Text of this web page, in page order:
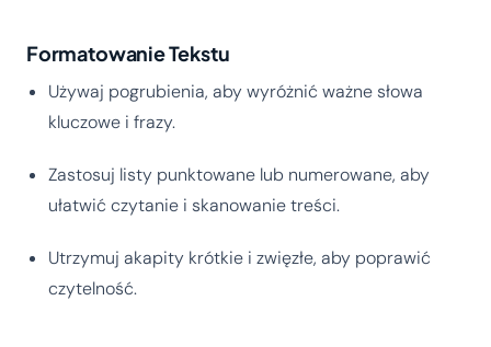
Formatowanie Tekstu
Używaj pogrubienia, aby wyróżnić ważne słowa
kluczowe i frazy.
Zastosuj listy punktowane lub numerowane, aby
ułatwić czytanie i skanowanie treści.
Utrzymuj akapity krótkie i zwięzłe, aby poprawić
czytelność.